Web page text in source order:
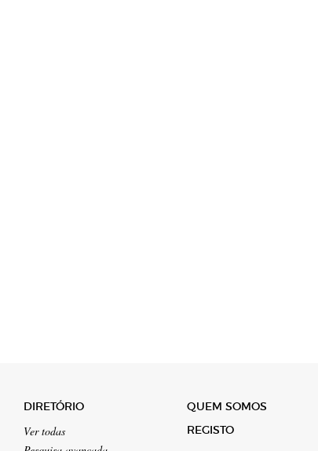
DIRETÓRIO
Ver todas
QUEM SOMOS
REGISTO